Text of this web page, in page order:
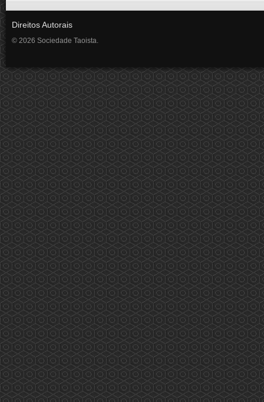
Direitos Autorais
© 2026 Sociedade Taoista.